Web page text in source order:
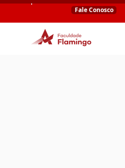
Fale Conosco